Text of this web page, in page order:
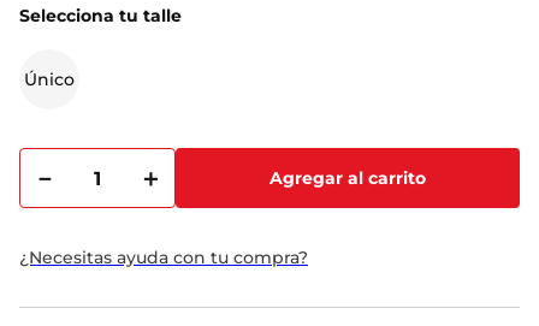
Selecciona tu talle
Único
＋
－ Agregar al carrito
¿Necesitas ayuda con tu compra?
5.
buzo
8.
camiseta river